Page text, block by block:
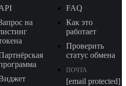
на
FAQ
Как это
работает
Проверить
статус обмена
ПОЧТА
[email protected]